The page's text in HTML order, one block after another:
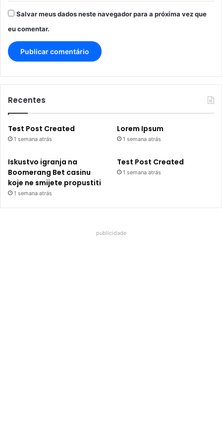
Salvar meus dados neste navegador para a próxima vez que
eu comentar.
Recentes
Test Post Created
1 semana atrás
Lorem Ipsum
1 semana atrás
Iskustvo igranja na
Boomerang Bet casinu
koje ne smijete propustiti
1 semana atrás
Test Post Created
1 semana atrás
publicidade